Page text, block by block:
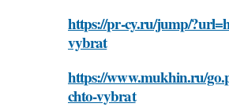
https://pr-cy.ru/jump/
vybrat
https://www.mukhin.ru/
chto-vybrat